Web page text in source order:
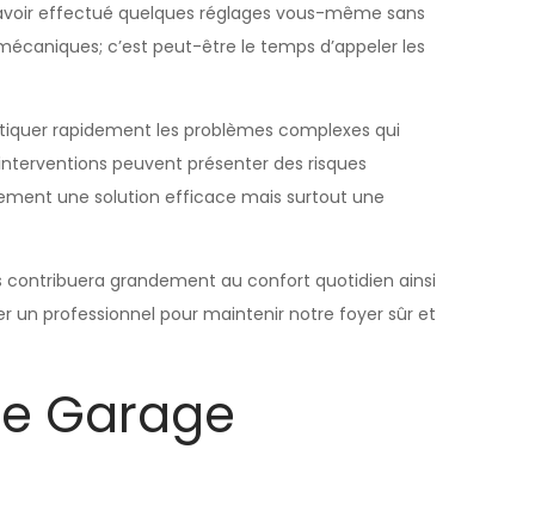
effectué quelques réglages vous-même sans
c’est peut-être le temps d’appeler les
rapidement les problèmes complexes qui
peuvent présenter des risques
une solution efficace mais surtout une
grandement au confort quotidien ainsi
un professionnel pour maintenir notre foyer sûr et
Garage